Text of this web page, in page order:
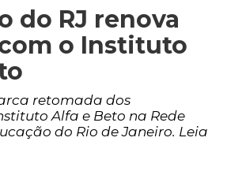
do RJ renova
o Instituto
retomada dos
Alfa e Beto na Rede
do Rio de Janeiro. Leia